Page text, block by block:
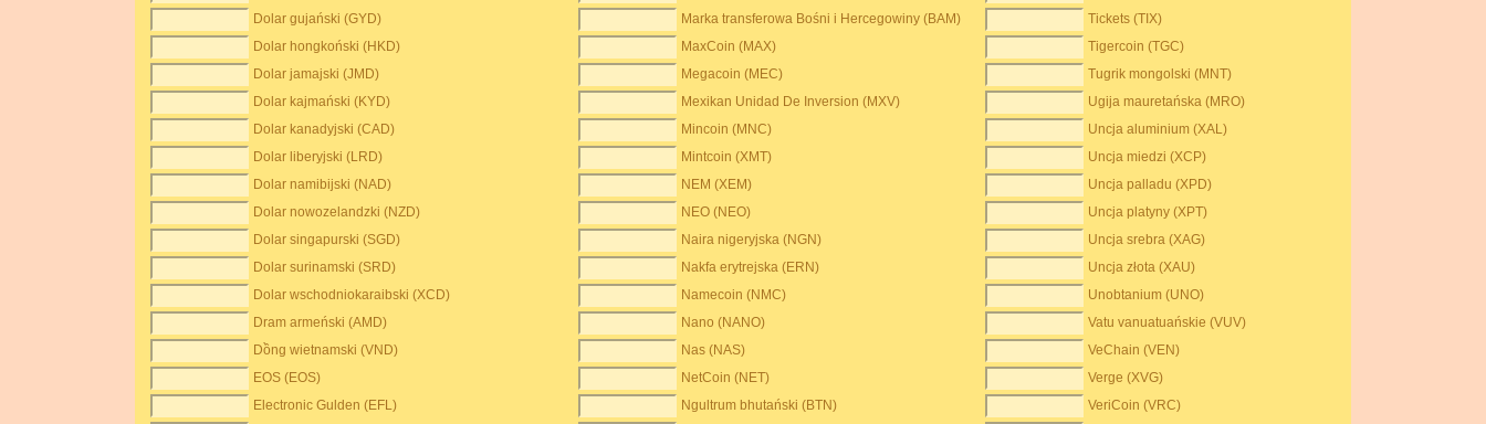
Dolar gujański (GYD)
Marka transferowa Bośni i Hercegowiny (BAM)
Tickets (TIX)
Dolar hongkoński (HKD)
MaxCoin (MAX)
Tigercoin (TGC)
Dolar jamajski (JMD)
Megacoin (MEC)
Tugrik mongolski (MNT)
Dolar kajmański (KYD)
Mexikan Unidad De Inversion (MXV)
Ugija mauretańska (MRO)
Dolar kanadyjski (CAD)
Mincoin (MNC)
Uncja aluminium (XAL)
Dolar liberyjski (LRD)
Mintcoin (XMT)
Uncja miedzi (XCP)
Dolar namibijski (NAD)
NEM (XEM)
Uncja palladu (XPD)
Dolar nowozelandzki (NZD)
NEO (NEO)
Uncja platyny (XPT)
Dolar singapurski (SGD)
Naira nigeryjska (NGN)
Uncja srebra (XAG)
Dolar surinamski (SRD)
Nakfa erytrejska (ERN)
Uncja złota (XAU)
Dolar wschodniokaraibski (XCD)
Namecoin (NMC)
Unobtanium (UNO)
Dram armeński (AMD)
Nano (NANO)
Vatu vanuatuańskie (VUV)
Dồng wietnamski (VND)
Nas (NAS)
VeChain (VEN)
EOS (EOS)
NetCoin (NET)
Verge (XVG)
Electronic Gulden (EFL)
Ngultrum bhutański (BTN)
VeriCoin (VRC)